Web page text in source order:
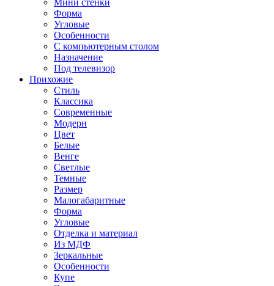
Мини стенки
Форма
Угловые
Особенности
С компьютерным столом
Назначение
Под телевизор
Прихожие
Стиль
Классика
Современные
Модерн
Цвет
Белые
Венге
Светлые
Темные
Размер
Малогабаритные
Форма
Угловые
Отделка и материал
Из МДФ
Зеркальные
Особенности
Купе